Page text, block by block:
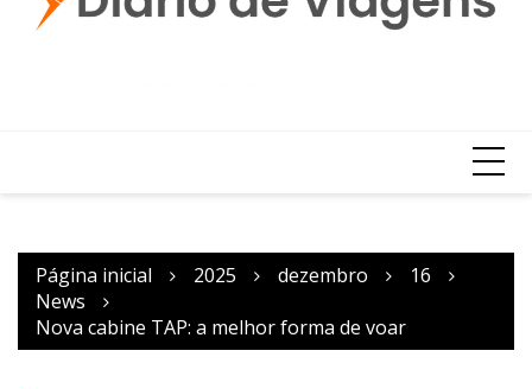
Página inicial 2025 dezembro
16
News
Nova cabine TAP: a melhor forma de voar